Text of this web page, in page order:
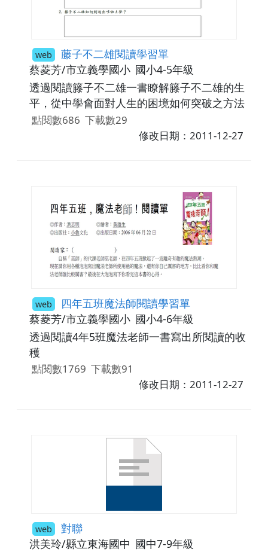
web 藤子不二雄閱讀學習單
蔡菱芳/市立義學國小 國小4-5年級
透過閱讀籐子不二雄一書瞭解籐子不二雄的生
平，從中學會面對人生的困境如何突破之方法
點閱數686 下載數29
修改日期：2011-12-27
web 四年五班魔法師閱讀學習單
蔡菱芳/市立義學國小 國小4-6年級
透過閱讀4年5班魔法老師一書寫出所閱讀的收
穫
點閱數1769 下載數91
修改日期：2011-12-27
web 對聯
洪美玲/縣立東海國中 國中7-9年級